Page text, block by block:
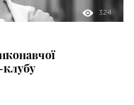
324
клубу